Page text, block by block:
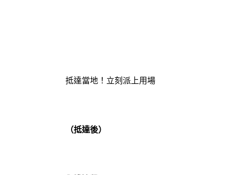
抵達當地！立刻派上用場
（抵達後）